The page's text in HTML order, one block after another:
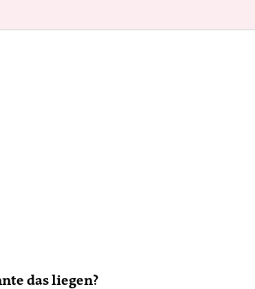
das liegen?